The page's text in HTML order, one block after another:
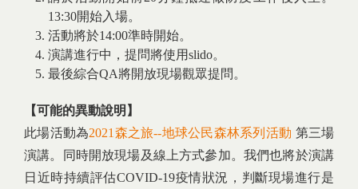
13:30開始入場。
活動將於14:00準時開始。
演講進行中，提問將使用slido。
最後綜合QA將開放現場觀眾提問。
【可能的異動說明】
此場活動為2021森之旅--地球公民森林系列活動 第三場
演講。同時開放現場及線上方式參加。我們也將於演講
日近時持續評估COVID-19疫情狀況，判斷現場進行是